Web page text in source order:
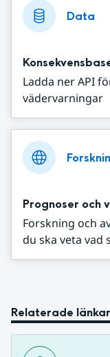
Data
Ladda ner API
vädervarningar
Prognoser och
Forskning och
du ska veta vad
Relaterade länkar